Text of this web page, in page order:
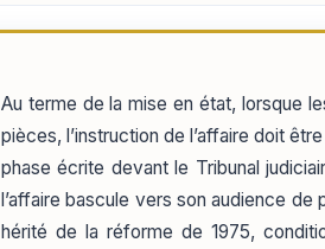
Au terme de la mise en état, lorsque
pièces, l’instruction de l’affaire doit
phase écrite devant le Tribunal
l’affaire bascule vers son audience de
hérité de la réforme de 1975,